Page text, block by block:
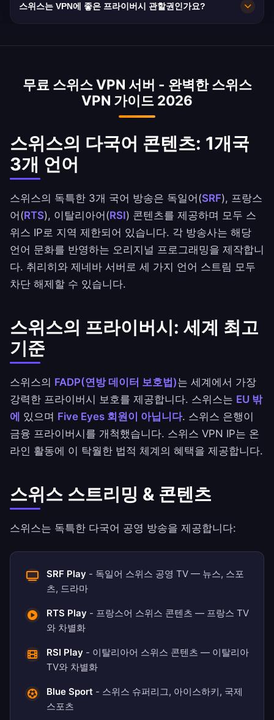
정책으로 프라이버시를 극대화합니다.
평균 인터넷 속도는 우수한 광섬유 인프라로
팅을 제공합니다.
스위스는 VPN에 좋은 프라이버시 관할권인가요?
로 평가됩니다. EU와 Five Eyes 동맹 밖에 있습니
보호를 제공합니다. 스위스 서버는 이 유리한 법적
체계의 혜택을 받습니다.
무료 스위스 VPN 서버 - 완벽한 스위스
VPN 가이드 2026
스위스의 다국어 콘텐츠: 1개국
3개 언어
스위스의 독특한 3개 국어 방송은 독일어(SRF), 프랑스
어(RTS), 이탈리아어(RSI) 콘텐츠를 제공하며 모두 스
위스 IP로 지역 제한되어 있습니다. 각 방송사는 해당
언어 문화를 반영하는 오리지널 프로그래밍을 제작합니
다. 취리히와 제네바 서버로 세 가지 언어 스트림 모두
차단 해제할 수 있습니다.
스위스의 프라이버시: 세계 최고
기준
스위스의 FADP(연방 데이터 보호법)는 세계에서 가장
강력한 프라이버시 보호를 제공합니다. 스위스는 EU 밖
에 있으며 Five Eyes 회원이 아닙니다. 스위스 은행이
금융 프라이버시를 개척했습니다. 스위스 VPN IP는 온
라인 활동에 이 탁월한 법적 체계의 혜택을 제공합니다.
스위스 스트리밍 & 콘텐츠
스위스는 독특한 다국어 공영 방송을 제공합니다:
SRF Play - 독일어 스위스 공영 TV — 뉴스, 스포
츠, 드라마
RTS Play - 프랑스어 스위스 콘텐츠 — 프랑스 TV
와 차별화
RSI Play - 이탈리아어 스위스 콘텐츠 — 이탈리아
TV와 차별화
Blue Sport - 스위스 슈퍼리그, 아이스하키, 국제
스포츠